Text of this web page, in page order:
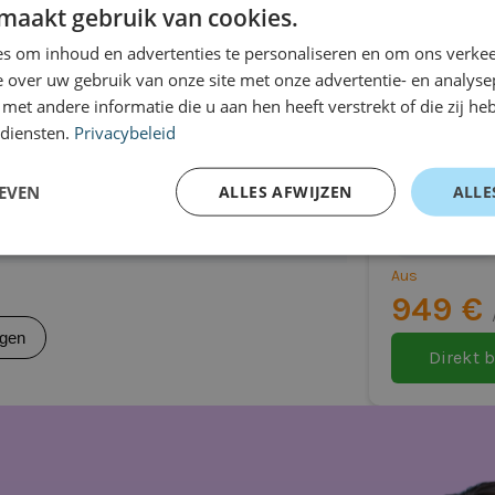
CLA ideal für Sie ist
+ Festplatte
Tesla
Fließheck
Aus
949 €
Direkt
gebruik van cookies.
om inhoud en advertenties te personaliseren en om ons
uw gebruik van onze site met onze advertentie- en
andere informatie die u aan hen heeft verstrekt of die zij
Privacybeleid
ALLES AFWIJZEN